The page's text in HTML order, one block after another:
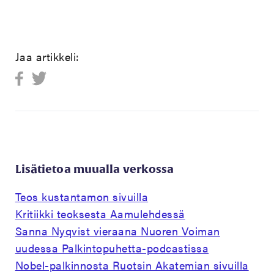
Jaa artikkeli:
Lisätietoa muualla verkossa
Teos kustantamon sivuilla
Kritiikki teoksesta Aamulehdessä
Sanna Nyqvist vieraana Nuoren Voiman
uudessa Palkintopuhetta-podcastissa
Nobel-palkinnosta Ruotsin Akatemian sivuilla